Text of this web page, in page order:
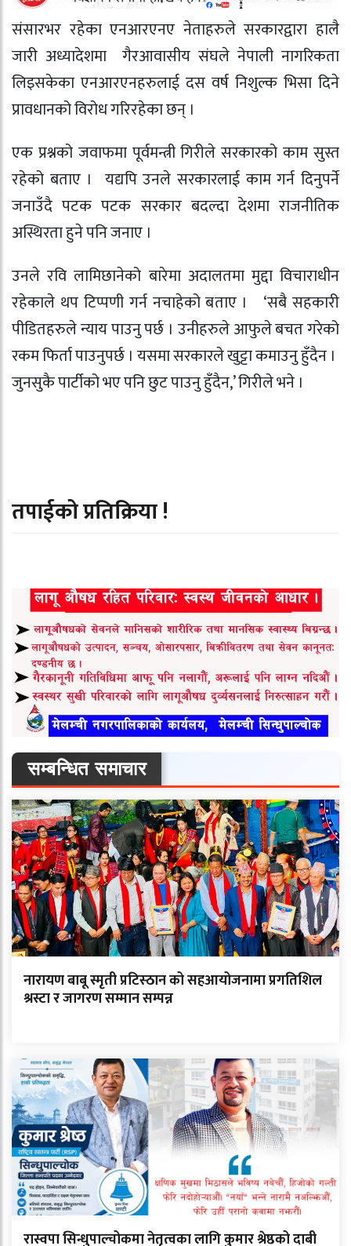
संसारभर रहेका एनआरएनए नेताहरुले सरकारद्वारा हालै
जारी अध्यादेशमा गैरआवासीय संघले नेपाली नागरिकता
लिइसकेका एनआरएनहरुलाई दस वर्ष निशुल्क भिसा दिने
प्रावधानको विरोध गरिरहेका छन् ।
एक प्रश्नको जवाफमा पूर्वमन्त्री गिरीले सरकारको काम सुस्त
रहेको बताए । यद्यपि उनले सरकारलाई काम गर्न दिनुपर्ने
जनाउँदै पटक पटक सरकार बदल्दा देशमा राजनीतिक
अस्थिरता हुने पनि जनाए ।
उनले रवि लामिछानेको बारेमा अदालतमा मुद्दा विचाराधीन
रहेकाले थप टिप्पणी गर्न नचाहेको बताए । ‘सबै सहकारी
पीडितहरुले न्याय पाउनु पर्छ । उनीहरुले आफुले बचत गरेको
रकम फिर्ता पाउनुपर्छ । यसमा सरकारले खुट्टा कमाउनु हुँदैन ।
जुनसुकै पार्टीको भए पनि छुट पाउनु हुँदैन,’ गिरीले भने ।
तपाईको प्रतिक्रिया !
सम्बन्धित समाचार
नारायण बाबू स्मृती प्रटिस्ठान को सहआयोजनामा प्रगतिशिल
श्रस्टा र जागरण सम्मान सम्पन्न
रास्वपा सिन्धुपाल्चोकमा नेतृत्वका लागि कुमार श्रेष्ठको दाबी